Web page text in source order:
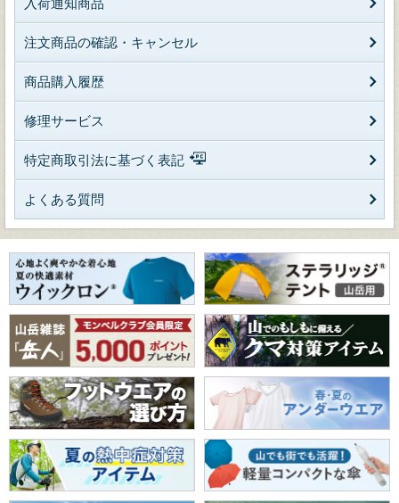
注文商品の確認・キャンセル
商品購入履歴
修理サービス
特定商取引法に基づく表記
よくある質問